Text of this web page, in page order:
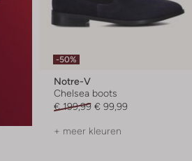
-50%
Notre-V
Chelsea boots
€ 199,99 € 99,99
+ meer kleuren